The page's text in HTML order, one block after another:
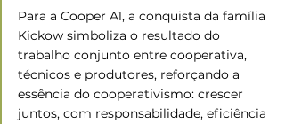
Para a Cooper A1, a conquista da família
Kickow simboliza o resultado do
trabalho conjunto entre cooperativa,
técnicos e produtores, reforçando a
essência do cooperativismo: crescer
juntos, com responsabilidade, eficiência